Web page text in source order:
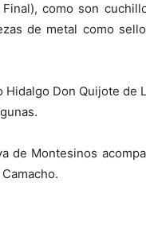
como son
de metal como
Don Quijote de
de Montesinos